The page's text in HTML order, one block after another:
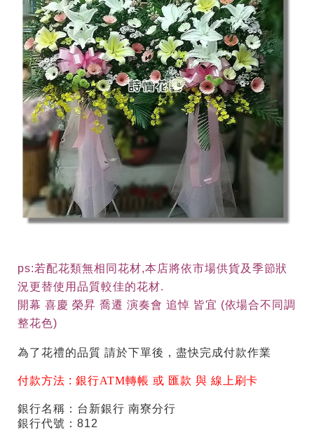
ps:若配花類無相同花材,本店將依市場供貨及季節狀
況更替使用品質較佳的花材.
開幕 喜慶 榮昇 喬遷 演奏會 追悼 皆宜 (依場合不同調
整花色)
為了花禮的品質 請於下單後，盡快完成付款作業
付款方法 :銀行ATM轉帳 或 匯款 與 線上刷卡
銀行名稱：台新銀行 南寮分行
銀行代號：812